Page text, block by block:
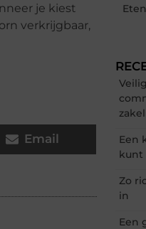
je kiest
verkrijgbaar,
Email
Een
kunt
Zo
in
Een